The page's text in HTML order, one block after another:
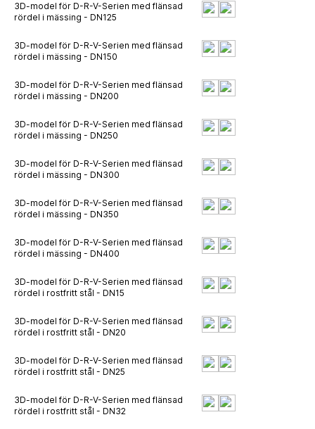
3D-model för D-R-V-Serien med flänsad
rördel i mässing - DN125
3D-model för D-R-V-Serien med flänsad
rördel i mässing - DN150
3D-model för D-R-V-Serien med flänsad
rördel i mässing - DN200
3D-model för D-R-V-Serien med flänsad
rördel i mässing - DN250
3D-model för D-R-V-Serien med flänsad
rördel i mässing - DN300
3D-model för D-R-V-Serien med flänsad
rördel i mässing - DN350
3D-model för D-R-V-Serien med flänsad
rördel i mässing - DN400
3D-model för D-R-V-Serien med flänsad
rördel i rostfritt stål - DN15
3D-model för D-R-V-Serien med flänsad
rördel i rostfritt stål - DN20
3D-model för D-R-V-Serien med flänsad
rördel i rostfritt stål - DN25
3D-model för D-R-V-Serien med flänsad
rördel i rostfritt stål - DN32